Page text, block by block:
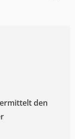
den